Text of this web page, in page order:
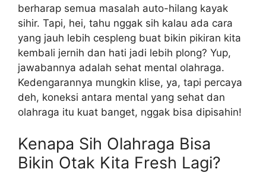
berharap semua masalah auto-hilang kayak
sihir. Tapi, hei, tahu nggak sih kalau ada cara
yang jauh lebih cespleng buat bikin pikiran kita
kembali jernih dan hati jadi lebih plong? Yup,
jawabannya adalah sehat mental olahraga.
Kedengarannya mungkin klise, ya, tapi percaya
deh, koneksi antara mental yang sehat dan
olahraga itu kuat banget, nggak bisa dipisahin!
Kenapa Sih Olahraga Bisa
Bikin Otak Kita Fresh Lagi?